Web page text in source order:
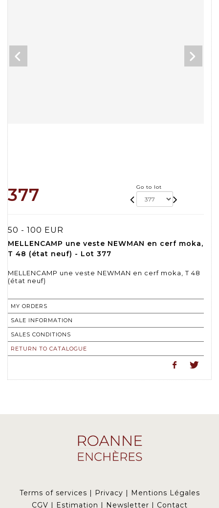
377 Go to lot
50 - 100 EUR
MELLENCAMP une veste NEWMAN en cerf moka,
T 48 (état neuf) - Lot 377
MELLENCAMP une veste NEWMAN en cerf moka, T 48
(état neuf)
MY ORDERS
SALE INFORMATION
SALES CONDITIONS
RETURN TO CATALOGUE
Terms of services Privacy
Mentions Légales
CGV
Estimation Newsletter Contact